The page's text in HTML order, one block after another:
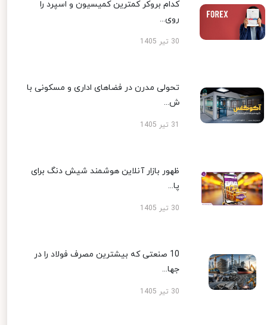
کدام بروکر کمترین کمیسیون و اسپرد را
روی...
30 تیر 1405
تحولی مدرن در فضاهای اداری و مسکونی با
ش...
ظهور بازار آنلاین هوشمند شیش دنگ برای
پا...
30 تیر 1405
10 صنعتی که بیشترین مصرف فولاد را در
جها...
30 تیر 1405